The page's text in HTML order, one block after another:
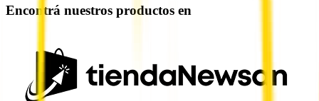
Encontrá nuestros productos en